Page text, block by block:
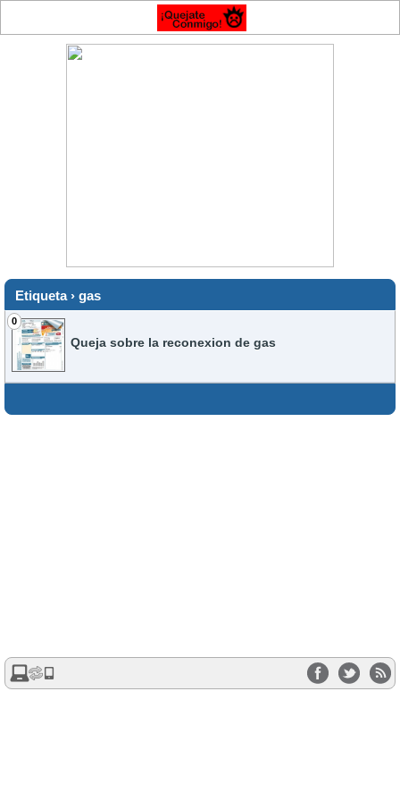
Etiqueta › gas
0
Queja sobre la reconexion de gas